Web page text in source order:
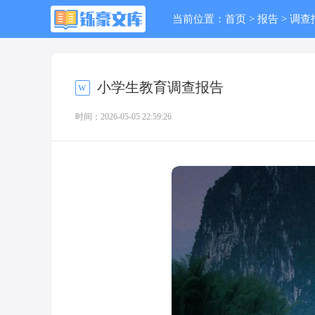
当前位置： 首页 > 报告 > 调查
小学生教育调查报告
时间：2026-05-05 22:59:26